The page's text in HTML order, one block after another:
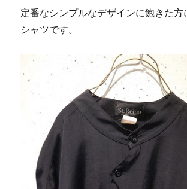
定番なシンプルなデザインに飽きた方
シャツです。